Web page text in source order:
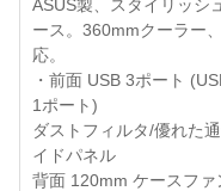
ASUS製、スタイリッシ
ース。360mmクーラー
応。
・前面 USB 3ポート
1ポート)
ダストフィルタ/優れた
イドパネル
背面 120mm ケースファ